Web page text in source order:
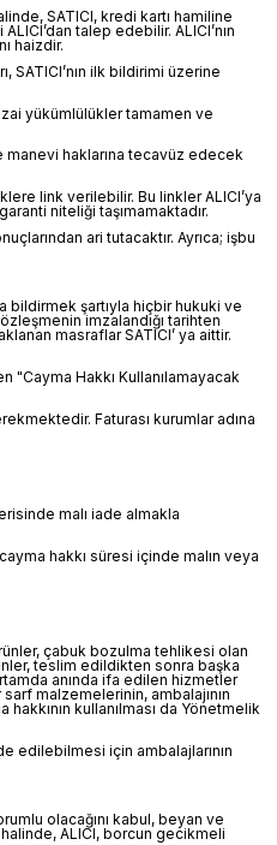
SATICI, kredi kartı hamiline
talep edebilir. ALICI’nın
haizdir.
SATICI’nın ilk bildirimi üzerine
yükümlülükler tamamen ve
manevi haklarına tecavüz edecek
link verilebilir. Bu linkler ALICI’ya
niteliği taşımamaktadır.
ari tutacaktır. Ayrıca; işbu
bildirmek şartıyla hiçbir hukuki ve
imzalandığı tarihten
masraflar SATICI’ ya aittir.
"Cayma Hakkı Kullanılamayacak
Faturası kurumlar adına
malı iade almakla
hakkı süresi içinde malın veya
çabuk bozulma tehlikesi olan
teslim edildikten sonra başka
anında ifa edilen hizmetler
malzemelerinin, ambalajının
kullanılması da Yönetmelik
edilebilmesi için ambalajlarının
olacağını kabul, beyan ve
ALICI, borcun gecikmeli